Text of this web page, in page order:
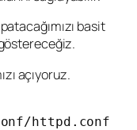
basit
açıyoruz.
httpd.conf